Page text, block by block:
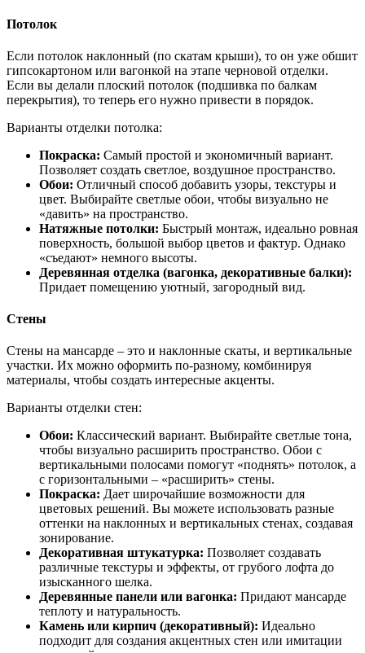
Потолок
Если потолок наклонный (по скатам крыши), то он уже обшит
гипсокартоном или вагонкой на этапе черновой отделки.
Если вы делали плоский потолок (подшивка по балкам
перекрытия), то теперь его нужно привести в порядок.
Варианты отделки потолка:
Покраска: Самый простой и экономичный вариант.
Позволяет создать светлое, воздушное пространство.
Обои: Отличный способ добавить узоры, текстуры и
цвет. Выбирайте светлые обои, чтобы визуально не
«давить» на пространство.
Натяжные потолки: Быстрый монтаж, идеально ровная
поверхность, большой выбор цветов и фактур. Однако
«съедают» немного высоты.
Деревянная отделка (вагонка, декоративные балки):
Придает помещению уютный, загородный вид.
Стены
Стены на мансарде – это и наклонные скаты, и вертикальные
участки. Их можно оформить по-разному, комбинируя
материалы, чтобы создать интересные акценты.
Варианты отделки стен:
Обои: Классический вариант. Выбирайте светлые тона,
чтобы визуально расширить пространство. Обои с
вертикальными полосами помогут «поднять» потолок, а
с горизонтальными – «расширить» стены.
Покраска: Дает широчайшие возможности для
цветовых решений. Вы можете использовать разные
оттенки на наклонных и вертикальных стенах, создавая
зонирование.
Декоративная штукатурка: Позволяет создавать
различные текстуры и эффекты, от грубого лофта до
изысканного шелка.
Деревянные панели или вагонка: Придают мансарде
теплоту и натуральность.
Камень или кирпич (декоративный): Идеально
подходит для создания акцентных стен или имитации